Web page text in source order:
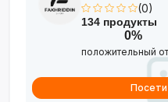
(0)
134 продукты
0%
положительный